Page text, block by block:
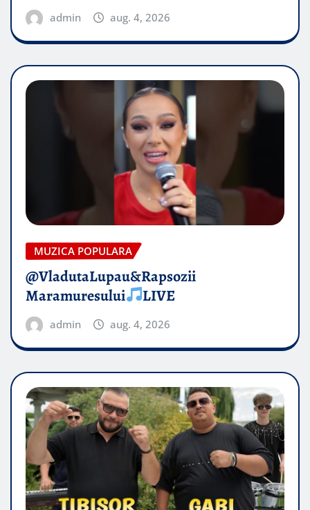
admin aug. 4, 2026
MUZICA POPULARA
@VladutaLupau&Rapsozii
Maramuresului
LIVE
admin aug. 4, 2026